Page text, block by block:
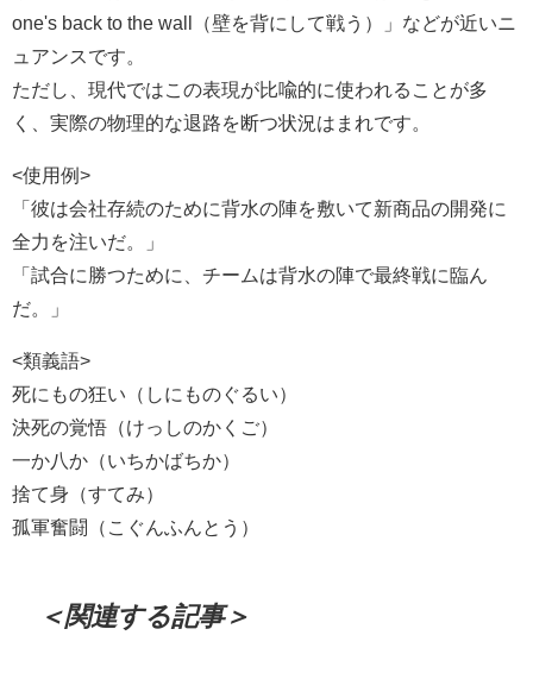
one's back to the wall（壁を背にして戦う）」などが近いニ
ュアンスです。
ただし、現代ではこの表現が比喩的に使われることが多
く、実際の物理的な退路を断つ状況はまれです。
<使用例>
「彼は会社存続のために背水の陣を敷いて新商品の開発に
全力を注いだ。」
「試合に勝つために、チームは背水の陣で最終戦に臨ん
だ。」
<類義語>
死にもの狂い（しにものぐるい）
決死の覚悟（けっしのかくご）
一か八か（いちかばちか）
捨て身（すてみ）
孤軍奮闘（こぐんふんとう）
＜関連する記事＞